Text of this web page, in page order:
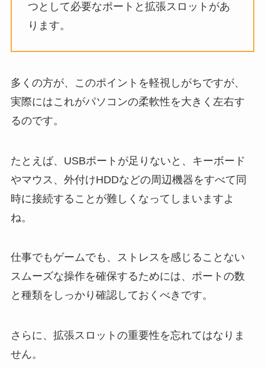
つとして必要なポートと拡張スロットがあ
ります。
多くの方が、このポイントを軽視しがちですが、
実際にはこれがパソコンの柔軟性を大きく左右す
るのです。
たとえば、USBポートが足りないと、キーボード
やマウス、外付けHDDなどの周辺機器をすべて同
時に接続することが難しくなってしまいますよ
ね。
仕事でもゲームでも、ストレスを感じることない
スムーズな操作を確保するためには、ポートの数
と種類をしっかり確認しておくべきです。
さらに、拡張スロットの重要性を忘れてはなりま
せん。